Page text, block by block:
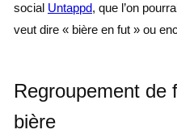
social Untappd, que l’on
veut dire « bière en fut » ou
Regroupement de
bière